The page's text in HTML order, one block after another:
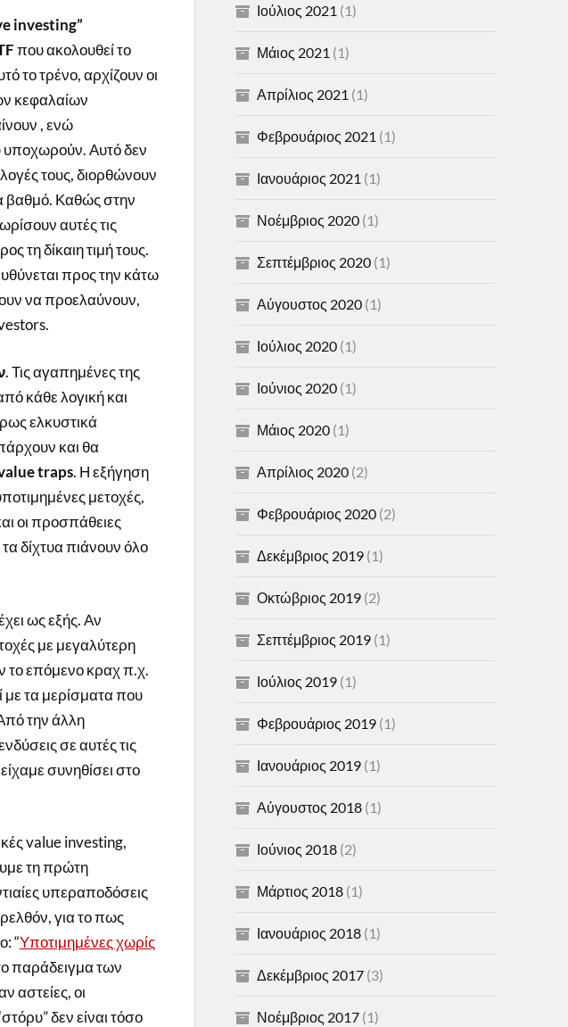
investing”
που ακολουθεί το
το τρένο, αρχίζουν οι
κεφαλαίων
, ενώ
υποχωρούν. Αυτό δεν
τους, διορθώνουν
βαθμό. Καθώς στην
αυτές τις
τη δίκαιη τιμή τους.
προς την κάτω
να προελαύνουν,
. Τις αγαπημένες της
κάθε λογική και
ελκυστικά
και θα
traps. Η εξήγηση
μετοχές,
οι προσπάθειες
δίχτυα πιάνουν όλο
ως εξής. Αν
με μεγαλύτερη
το επόμενο κραχ π.χ.
τα μερίσματα που
την άλλη
σε αυτές τις
συνηθίσει στο
value investing,
τη πρώτη
υπεραποδόσεις
για το πως
“Υποτιμημένες χωρίς
παράδειγμα των
αστείες, οι
δεν είναι τόσο
Ιούλιος 2021 (1)
Μάιος 2021 (1)
Απρίλιος 2021 (1)
Φεβρουάριος 2021 (1)
Ιανουάριος 2021 (1)
Νοέμβριος 2020(1)
Σεπτέμβριος 2020(1)
Αύγουστος 2020(1)
Ιούλιος 2020(1)
Ιούνιος 2020(1)
Μάιος 2020(1)
Απρίλιος 2020(2)
Φεβρουάριος 2020(2)
Δεκέμβριος 2019(1)
Οκτώβριος 2019(2)
Σεπτέμβριος 2019(1)
Ιούλιος 2019(1)
Φεβρουάριος 2019(1)
Ιανουάριος 2019(1)
Αύγουστος 2018(1)
Ιούνιος 2018(2)
Μάρτιος 2018(1)
Ιανουάριος 2018(1)
Δεκέμβριος 2017(3)
Νοέμβριος 2017(1)